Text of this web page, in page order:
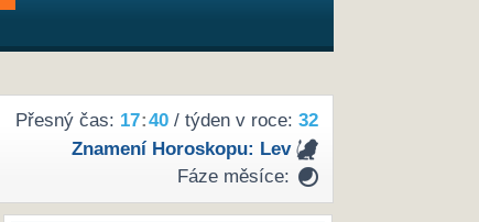
Přesný čas: 17:40/ týden v roce: 32
Znamení Horoskopu: Lev
Fáze měsíce: